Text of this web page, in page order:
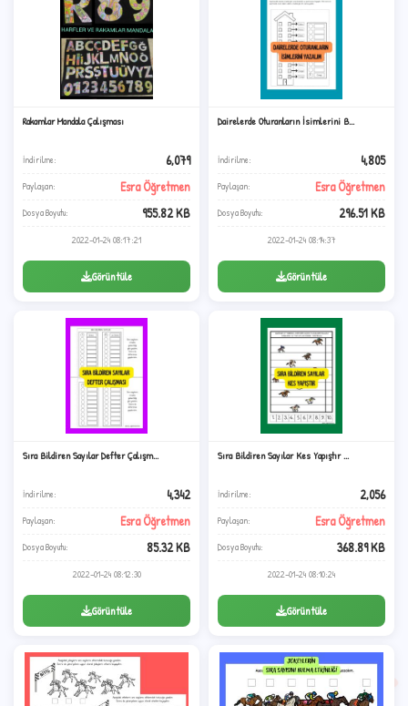
1
Rakamlar Mandala Çalışması
İndirilme: 6,079
Paylaşan: Esra Öğretmen
Dosya Boyutu: 955.82 KB
2022-01-24 08:17:21
Görüntüle
Dairelerde Oturanların İsimlerini B...
İndirilme: 4,805
Paylaşan: Esra Öğretmen
Dosya Boyutu: 296.51 KB
2022-01-24 08:14:37
Görüntüle
Sıra Bildiren Sayılar Defter Çalışm...
İndirilme: 4,342
Paylaşan: Esra Öğretmen
Dosya Boyutu: 85.32 KB
2022-01-24 08:12:30
Görüntüle
Sıra Bildiren Sayılar Kes Yapıştır ...
İndirilme: 2,056
Paylaşan: Esra Öğretmen
Dosya Boyutu: 368.89 KB
2022-01-24 08:10:24
Görüntüle
+